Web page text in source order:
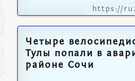
https://
Четыре
Тулы попали в
районе Сочи